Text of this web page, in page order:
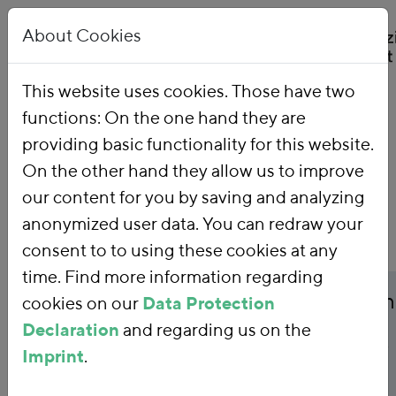
Publications
Zielgenau und
Die sieben Regeln fürs
About Cookies
This website uses cookies. Those have two
functions: On the one hand they are
providing basic functionality for this website.
On the other hand they allow us to improve
our content for you by saving and analyzing
anonymized user data. You can redraw your
consent to to using these cookies at any
time. Find more information regarding
cookies on our Data Protection
Declaration and regarding us on the
Imprint.